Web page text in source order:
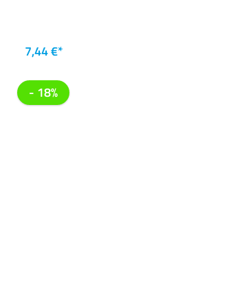
7,44 €*
- 18%